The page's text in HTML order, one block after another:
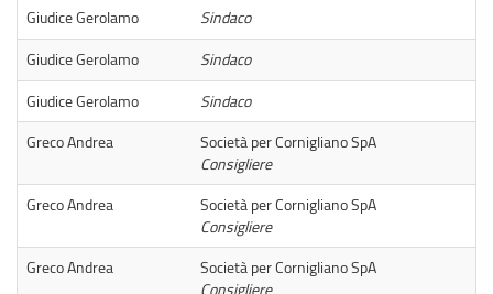
Giudice Gerolamo
Sindaco
Giudice Gerolamo
Sindaco
Giudice Gerolamo
Sindaco
Greco Andrea
Società per Cornigliano SpA
Consigliere
Greco Andrea
Società per Cornigliano SpA
Consigliere
Greco Andrea
Società per Cornigliano SpA
Consigliere